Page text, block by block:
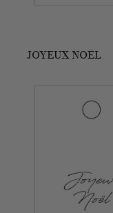
JOYEUX NOËL